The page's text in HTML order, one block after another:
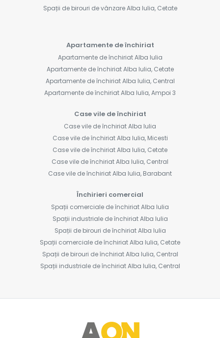
Spații de birouri de vânzare Alba Iulia, Cetate
Apartamente de închiriat
Apartamente de închiriat Alba Iulia
Apartamente de închiriat Alba Iulia, Cetate
Apartamente de închiriat Alba Iulia, Central
Apartamente de închiriat Alba Iulia, Ampoi 3
Case vile de închiriat
Case vile de închiriat Alba Iulia
Case vile de închiriat Alba Iulia, Micesti
Case vile de închiriat Alba Iulia, Cetate
Case vile de închiriat Alba Iulia, Central
Case vile de închiriat Alba Iulia, Barabant
Închirieri comercial
Spații comerciale de închiriat Alba Iulia
Spații industriale de închiriat Alba Iulia
Spații de birouri de închiriat Alba Iulia
Spații comerciale de închiriat Alba Iulia, Cetate
Spații de birouri de închiriat Alba Iulia, Central
Spații industriale de închiriat Alba Iulia, Central